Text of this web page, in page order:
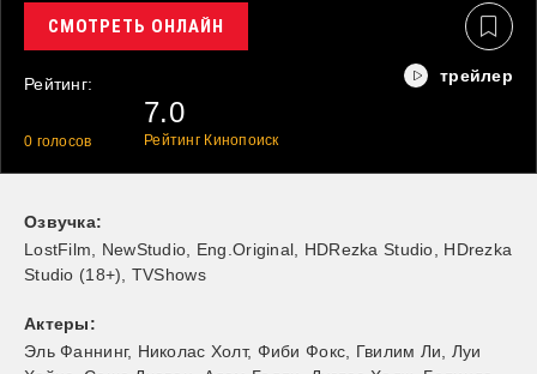
СМОТРЕТЬ ОНЛАЙН
Рейтинг:
0 голосов
7.0
Рейтинг Кинопоиск
Озвучка:
LostFilm, NewStudio, Eng.Original, HDRezka Studio, HDrezka
Studio (18+), TVShows
Актеры:
Эль Фаннинг, Николас Холт, Фиби Фокс Гвилим Ли
Луи